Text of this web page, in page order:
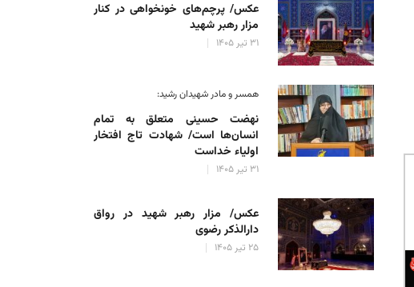
عکس/ پرچم‌های خونخواهی در کنار
مزار رهبر شهید
۳۱ تیر ۱۴۰۵
همسر و مادر شهیدان رشید:
نهضت حسینی متعلق به تمام
انسان‌ها است/ شهادت تاج افتخار
اولیاء خداست
۳۱ تیر ۱۴۰۵
عکس/ مزار رهبر شهید در رواق
دارالذکر رضوی
۲۵ تیر ۱۴۰۵